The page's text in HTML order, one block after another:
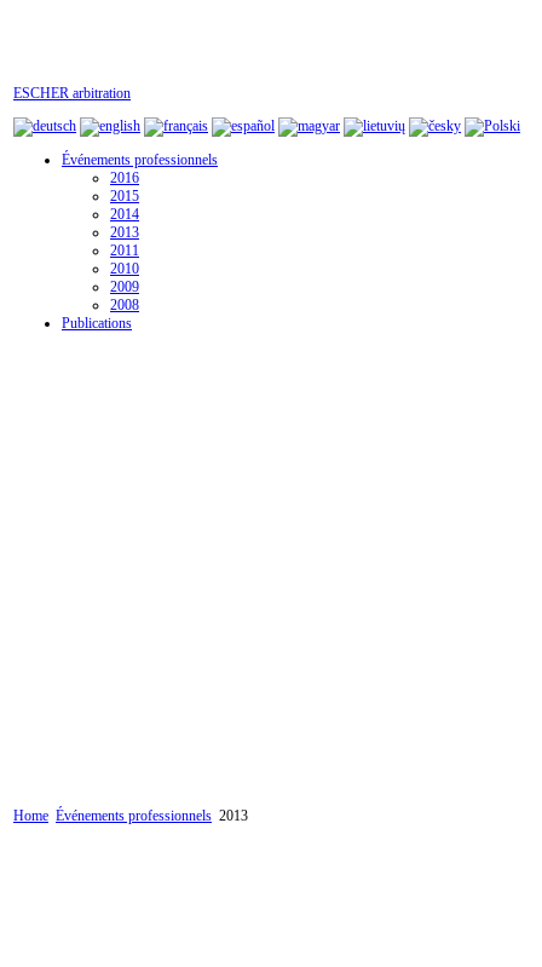
ESCHER arbitration
Événements professionnels
2016
2015
2014
2013
2011
2010
2009
2008
Publications
Home Événements professionnels 2013